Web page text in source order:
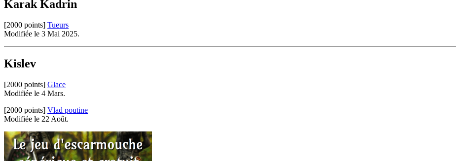
Karak Kadrin
[2000 points] Tueurs
Modifiée le 3 Mai 2025.
Kislev
[2000 points] Glace
Modifiée le 4 Mars.
[2000 points] Vlad poutine
Modifiée le 22 Août.